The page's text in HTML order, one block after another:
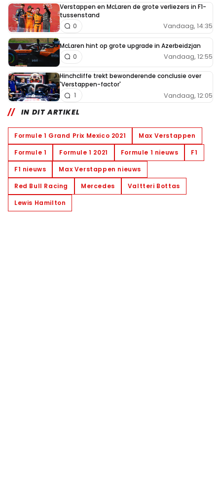
Verstappen en McLaren de grote verliezers in F1-
tussenstand
Vandaag, 14:35
0
McLaren hint op grote upgrade in Azerbeidzjan
Vandaag, 12:55
0
Hinchcliffe trekt bewonderende conclusie over
'Verstappen-factor'
Vandaag, 12:05
1
IN DIT ARTIKEL
Formule 1 Grand Prix Mexico 2021
Max Verstappen
Formule 1
Formule 1 2021 Formule 1 nieuws
F1
F1 nieuws
Max Verstappen nieuws
Red Bull Racing
Mercedes
Valtteri Bottas
Lewis Hamilton